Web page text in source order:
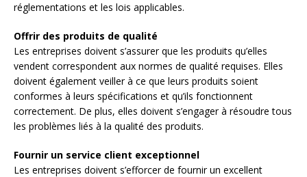
réglementations et les lois applicables.
Offrir des produits de qualité
Les entreprises doivent s’assurer que les produits qu’elles
vendent correspondent aux normes de qualité requises. Elles
doivent également veiller à ce que leurs produits soient
conformes à leurs spécifications et qu’ils fonctionnent
correctement. De plus, elles doivent s’engager à résoudre tous
les problèmes liés à la qualité des produits.
Fournir un service client exceptionnel
Les entreprises doivent s’efforcer de fournir un excellent